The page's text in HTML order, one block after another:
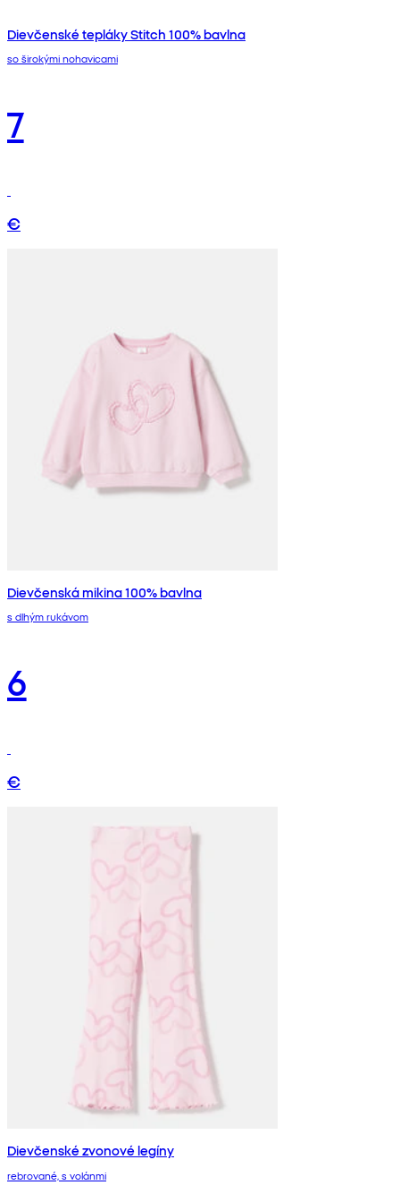
Dievčenské tepláky Stitch 100% bavlna
so širokými nohavicami
7
€
Dievčenská mikina 100% bavlna
s dlhým rukávom
6
€
Dievčenské zvonové legíny
rebrované, s volánmi